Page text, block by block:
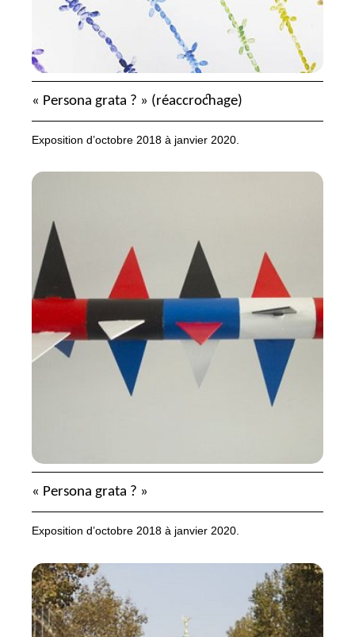
« Persona grata ? » (réaccrochage)
Exposition d’octobre 2018 à janvier 2020.
« Persona grata ? »
Exposition d’octobre 2018 à janvier 2020.